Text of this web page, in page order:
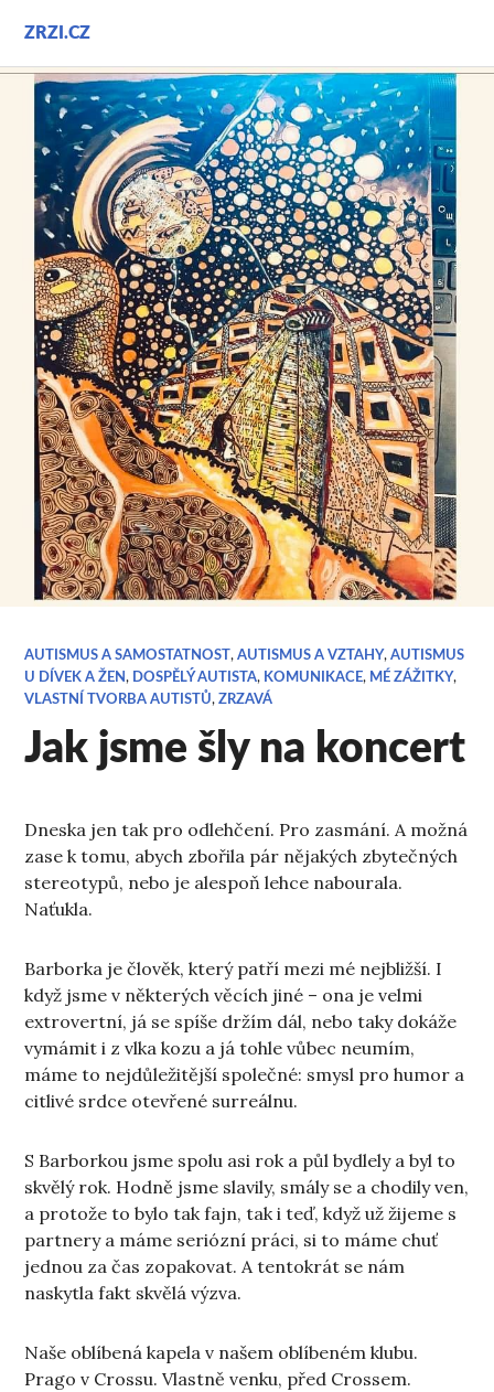
obsahu
webu
ZRZI.CZ
AUTISMUS A SAMOSTATNOST,AUTISMUS A VZTAHY,AUTISMUS
U DÍVEK A ŽEN, DOSPĚLÝ AUTISTA, KOMUNIKACE, MÉ ZÁŽITKY,
VLASTNÍ TVORBA AUTISTŮ,ZRZAVÁ
Jak jsme šly na koncert
Dneska jen tak pro odlehčení. Pro zasmání. A možná
zase k tomu, abych zbořila pár nějakých zbytečných
stereotypů, nebo je alespoň lehce nabourala.
Naťukla.
Barborka je člověk, který patří mezi mé nejbližší. I
když jsme v některých věcích jiné – ona je velmi
extrovertní, já se spíše držím dál, nebo taky dokáže
vymámit i z vlka kozu a já tohle vůbec neumím,
máme to nejdůležitější společné: smysl pro humor a
citlivé srdce otevřené surreálnu.
S Barborkou jsme spolu asi rok a půl bydlely a byl to
skvělý rok. Hodně jsme slavily, smály se a chodily ven,
a protože to bylo tak fajn, tak i teď, když už žijeme s
partnery a máme seriózní práci, si to máme chuť
jednou za čas zopakovat. A tentokrát se nám
naskytla fakt skvělá výzva.
Naše oblíbená kapela v našem oblíbeném klubu.
Prago v Crossu. Vlastně venku, před Crossem.